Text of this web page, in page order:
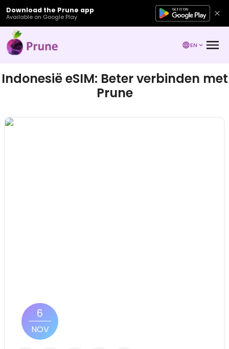
Download the Prune app
Available on Google Play
EN
Indonesië eSIM: Beter verbinden met
Prune
6
NOV